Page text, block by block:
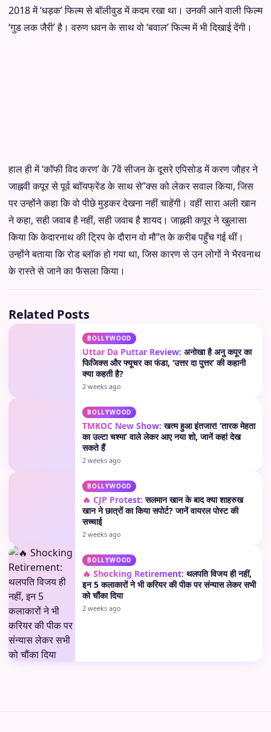
2018 में ‘धड़क’ फिल्म से बॉलीवुड में कदम रखा था। उनकी आने वाली फिल्म
‘गुड लक जैरी’ है। वरुण धवन के साथ वो ‘बवाल’ फिल्म में भी दिखाई देंगी।
हाल ही में ‘कॉफी विद करण’ के 7वें सीजन के दूसरे एपिसोड में करण जौहर ने
जाह्नवी कपूर से पूर्व ब्वॉयफ्रेंड के साथ से”क्स को लेकर सवाल किया, जिस
पर उन्होंने कहा कि वो पीछे मुड़कर देखना नहीं चाहेंगी। वहीं सारा अली खान
ने कहा, सही जवाब है नहीं, सही जवाब है शायद। जाह्नवी कपूर ने खुलासा
किया कि केदारनाथ की ट्रिप के दौरान वो मौ”त के करीब पहुँच गई थीं।
उन्होंने बताया कि रोड ब्लॉक हो गया था, जिस कारण से उन लोगों ने भैरवनाथ
के रास्ते से जाने का फैसला किया।
Related Posts
BOLLYWOOD
Uttar Da Puttar Review: अनोखा है अनु कपूर का
फिजिक्स और फ्यूचर का फंडा, ‘उत्तर दा पुत्तर’ की कहानी
क्या कहती है?
2 weeks ago
BOLLYWOOD
TMKOC New Show: खत्म हुआ इंतजार! ‘तारक मेहता
का उल्टा चश्मा’ वाले लेकर आए नया शो, जानें कहां देख
सकते हैं
2 weeks ago
BOLLYWOOD
🔥 CJP Protest: सलमान खान के बाद क्या शाहरुख
खान ने छात्रों का किया सपोर्ट? जानें वायरल पोस्ट की
सच्चाई
2 weeks ago
BOLLYWOOD
🔥 Shocking Retirement: थलपति विजय ही नहीं,
इन 5 कलाकारों ने भी करियर की पीक पर संन्यास लेकर सभी
को चौंका दिया
2 weeks ago